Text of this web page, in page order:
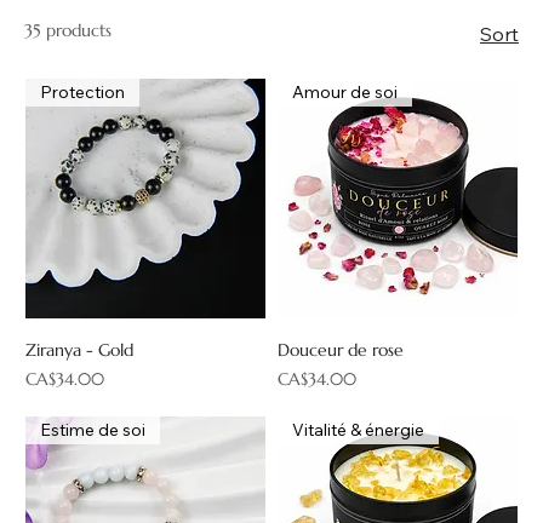
35 products Sort
Protection
Ziranya - Gold
Price
CA$34.00
Amour de soi
Douceur de rose
Price
CA$34.00
Estime de soi Vitalité & énergie